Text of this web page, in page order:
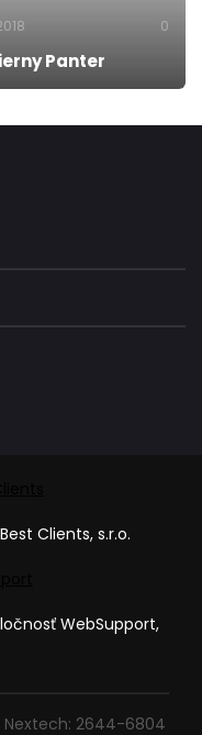
0
Panter
Clients, s.r.o.
WebSupport,
Nextech: 2644-6804